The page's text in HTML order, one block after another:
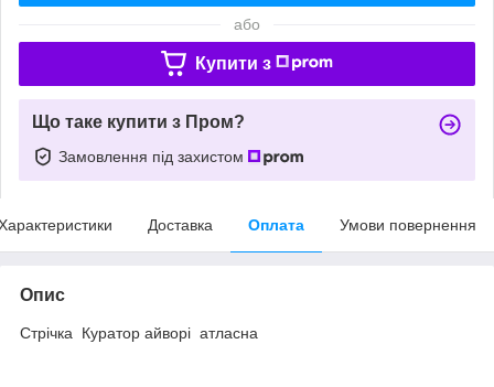
або
Купити з
Що таке купити з Пром?
Замовлення під захистом
Доставка Оплата Умови повернення
Опис
Стрічка Куратор айворі атласна